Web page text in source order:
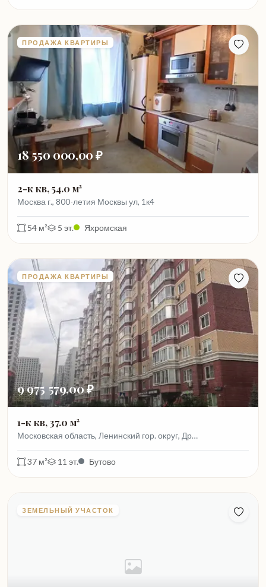
ПРОДАЖА КВАРТИРЫ
18 550 000,00 ₽
2-к кв, 54.0 м²
Москва г., 800-летия Москвы ул, 1к4
54 м² 5 эт. Яхромская
ПРОДАЖА КВАРТИРЫ
9 975 579,00 ₽
1-к кв, 37.0 м²
Московская область, Ленинский гор. округ, Др…
37 м² 11 эт. Бутово
ЗЕМЕЛЬНЫЙ УЧАСТОК